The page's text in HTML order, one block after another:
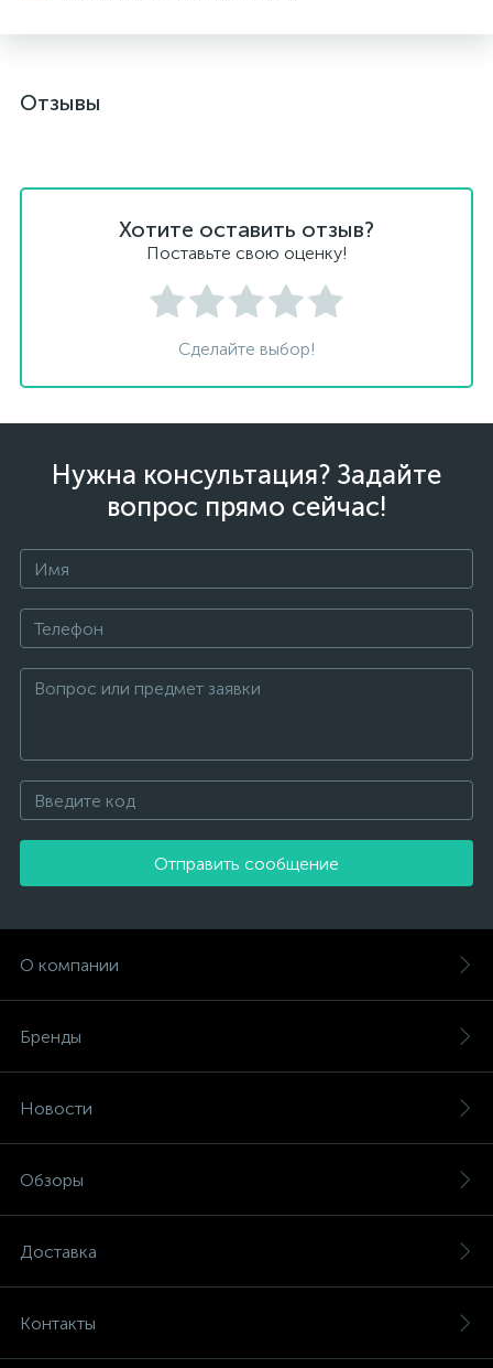
Отзывы
Хотите оставить отзыв?
Поставьте свою оценку!
Сделайте выбор!
Нужна консультация? Задайте
вопрос прямо сейчас!
Отправить сообщение
О компании
Бренды
Новости
Обзоры
Доставка
Контакты